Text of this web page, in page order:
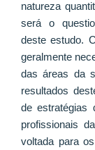
natureza
será o
deste estudo.
geralmente
das áreas da
resultados
de estratégias
profissionais
voltada para